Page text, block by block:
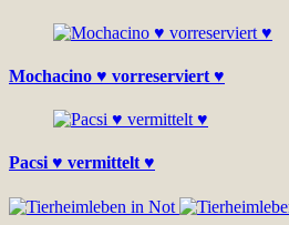
Mochacino ♥ vorreserviert ♥
Pacsi ♥ vermittelt ♥